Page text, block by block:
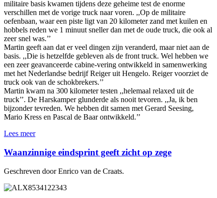
militaire basis kwamen tijdens deze geheime test de enorme
verschillen met de vorige truck naar voren. ,,Op de militaire
oefenbaan, waar een piste ligt van 20 kilometer zand met kuilen en
hobbels reden we 1 minuut sneller dan met de oude truck, die ook al
zeer snel was.’’
Martin geeft aan dat er veel dingen zijn veranderd, maar niet aan de
basis. ,,Die is hetzelfde gebleven als de front truck. Wel hebben we
een zeer geavanceerde cabine-vering ontwikkeld in samenwerking
met het Nederlandse bedrijf Reiger uit Hengelo. Reiger voorziet de
truck ook van de schokbrekers.’’
Martin kwam na 300 kilometer testen ,,helemaal relaxed uit de
truck’’. De Harskamper glunderde als nooit tevoren. ,,Ja, ik ben
bijzonder tevreden. We hebben dit samen met Gerard Seesing,
Mario Kress en Pascal de Baar ontwikkeld.’’
Lees meer
Waanzinnige eindsprint geeft zicht op zege
Geschreven door Enrico van de Craats.